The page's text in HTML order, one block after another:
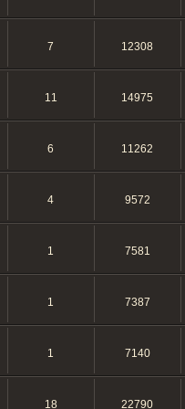
7 12308
11 14975
6 11262
4 9572
1 7581
1 7387
1 7140
18 22790